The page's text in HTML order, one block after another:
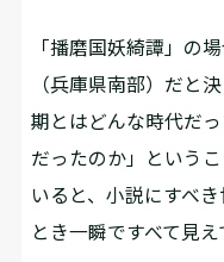
「播磨国妖綺譚」の
（兵庫県南部）だと
期とはどんな時代だ
だったのか」という
いると、小説にすべ
とき一瞬ですべて見え